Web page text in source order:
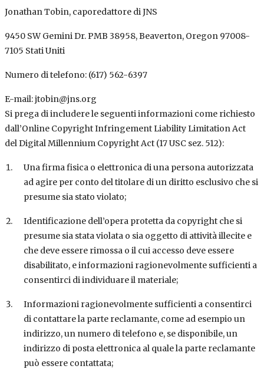
Jonathan Tobin, caporedattore di JNS
9450 SW Gemini Dr. PMB 38958, Beaverton, Oregon 97008-
7105 Stati Uniti
Numero di telefono: (617) 562-6397
E-mail: jtobin@jns.org
Si prega di includere le seguenti informazioni come richiesto
dall’Online Copyright Infringement Liability Limitation Act
del Digital Millennium Copyright Act (17 USC sez. 512):
Una firma fisica o elettronica di una persona autorizzata
ad agire per conto del titolare di un diritto esclusivo che si
presume sia stato violato;
Identificazione dell’opera protetta da copyright che si
presume sia stata violata o sia oggetto di attività illecite e
che deve essere rimossa o il cui accesso deve essere
disabilitato, e informazioni ragionevolmente sufficienti a
consentirci di individuare il materiale;
Informazioni ragionevolmente sufficienti a consentirci
di contattare la parte reclamante, come ad esempio un
indirizzo, un numero di telefono e, se disponibile, un
indirizzo di posta elettronica al quale la parte reclamante
può essere contattata;